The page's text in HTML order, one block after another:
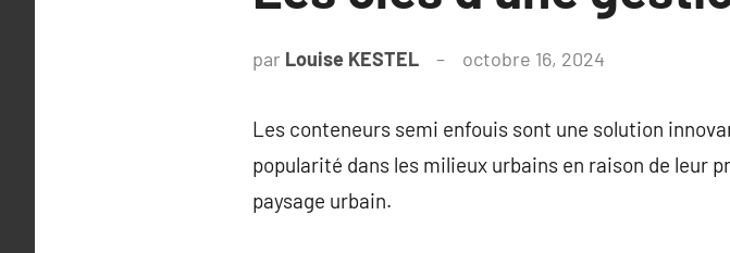
par Louise KESTEL octobre 16, 2024
Les conteneurs semi enfouis sont une solution
popularité dans les milieux urbains en raison de leur
paysage urbain.